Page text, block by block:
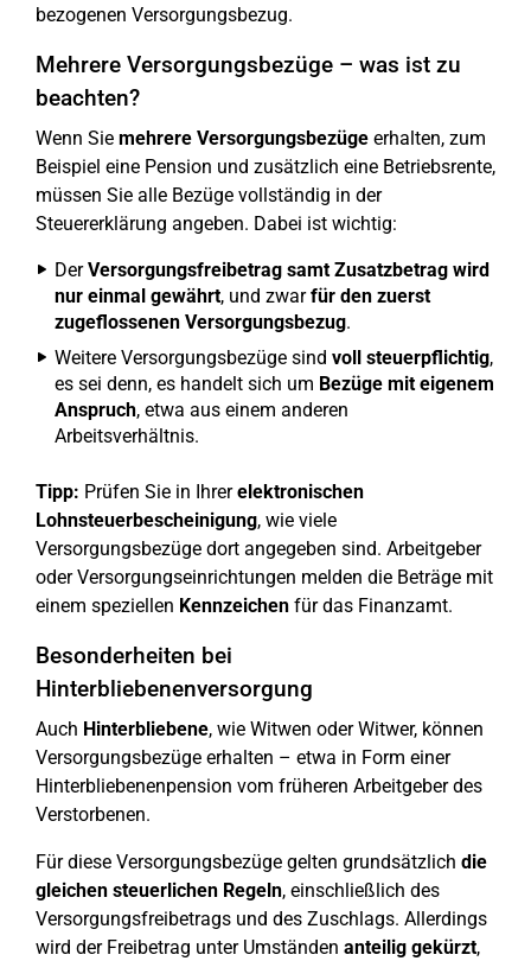
bezogenen Versorgungsbezug.
Mehrere Versorgungsbezüge – was ist zu
beachten?
Wenn Sie mehrere Versorgungsbezüge erhalten, zum
Beispiel eine Pension und zusätzlich eine Betriebsrente,
müssen Sie alle Bezüge vollständig in der
Steuererklärung angeben. Dabei ist wichtig:
DerVersorgungsfreibetrag samt Zusatzbetrag wird
nur einmal gewährt, und zwarfür den zuerst
zugeflossenen Versorgungsbezug.
Weitere Versorgungsbezüge sind voll steuerpflichtig,
es sei denn, es handelt sich um Bezüge mit eigenem
Anspruch, etwa aus einem anderen
Arbeitsverhältnis.
Tipp: Prüfen Sie in Ihrerelektronischen
Lohnsteuerbescheinigung, wie viele
Versorgungsbezüge dort angegeben sind. Arbeitgeber
oder Versorgungseinrichtungen melden die Beträge mit
einem speziellen Kennzeichen für das Finanzamt.
Besonderheiten bei
Hinterbliebenenversorgung
Auch Hinterbliebene, wie Witwen oder Witwer, können
Versorgungsbezüge erhalten – etwa in Form einer
Hinterbliebenenpension vom früheren Arbeitgeber des
Verstorbenen.
Für diese Versorgungsbezüge gelten grundsätzlich die
gleichen steuerlichen Regeln, einschließlich des
Versorgungsfreibetrags und des Zuschlags. Allerdings
wird der Freibetrag unter Umständen anteilig gekürzt,